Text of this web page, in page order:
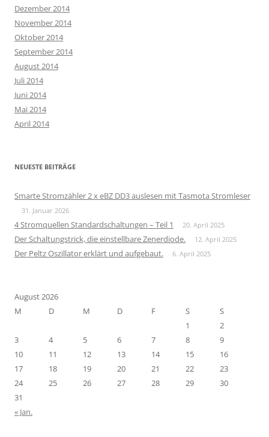
Dezember 2014
November 2014
Oktober 2014
September 2014
August 2014
Juli 2014
Juni 2014
Mai 2014
April 2014
NEUESTE BEITRÄGE
Smarte Stromzähler 2 x eBZ DD3 auslesen mit Tasmota Stromleser
31. Januar 2026
4 Stromquellen Standardschaltungen – Teil 1 20. April 2025
Der Schaltungstrick, die einstellbare Zenerdiode. 12. April 2025
Der Peltz Oszillator erklärt und aufgebaut. 6. April 2025
August 2026
M
D M D F S
S
1
2
3
4 5 6 7 8
9
10
11 12 13 14 15
16
17
18 19 20 21 22
23
24
25 26 27 28 29
30
31
« Jan.